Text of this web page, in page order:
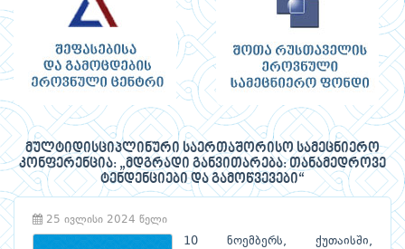
მულტიდისციპლინური საერთაშორისო სამეცნიერო
კონფერენცია: „მდგრადი განვითარება: თანამედროვე
ტენდენციები და გამოწვევები“
25 ივლისი 2024 წელი
10 ნოემბერს, ქუთაისში,